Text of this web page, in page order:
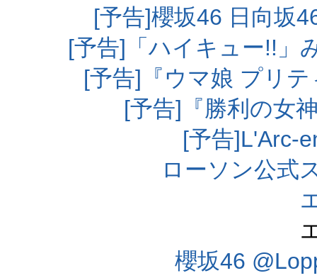
[予告]櫻坂46 日向坂
[予告]「ハイキュー!!」
[予告]『ウマ娘 プリ
[予告]『勝利の女
[予告]L'Arc-
ローソン公式
櫻坂46